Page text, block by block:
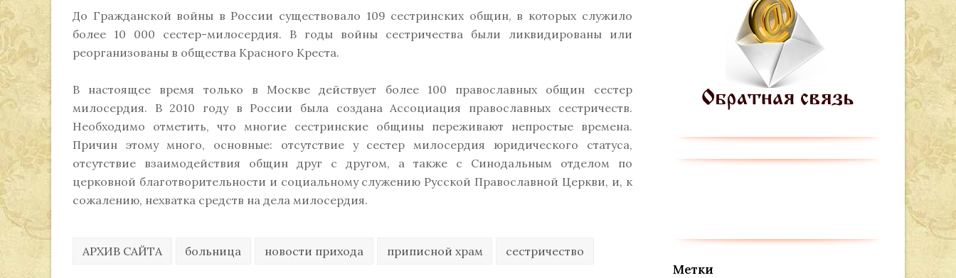
До Гражданской войны в России существовало 109 сестринских общин, в которых служило
более 10 000 сестер-милосердия. В годы войны сестричества были ликвидированы или
реорганизованы в общества Красного Креста.
В настоящее время только в Москве действует более 100 православных общин сестер
милосердия. В 2010 году в России была создана Ассоциация православных сестричеств.
Необходимо отметить, что многие сестринские общины переживают непростые времена.
Причин этому много, основные: отсутствие у сестер милосердия юридического статуса,
отсутствие взаимодействия общин друг с другом, а также с Синодальным отделом по
церковной благотворительности и социальному служению Русской Православной Церкви, и, к
сожалению, нехватка средств на дела милосердия.
АРХИВ САЙТА больница новости прихода приписной храм сестричество
Метки